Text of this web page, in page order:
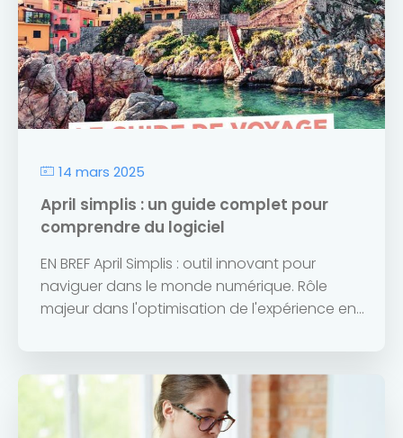
14 mars 2025
April simplis : un guide complet pour
comprendre du logiciel
EN BREF April Simplis : outil innovant pour
naviguer dans le monde numérique. Rôle
majeur dans l'optimisation de l'expérience en...